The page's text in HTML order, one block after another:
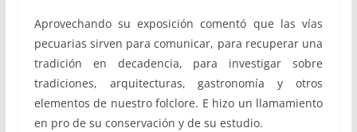
Aprovechando su exposición comentó que las vías
pecuarias sirven para comunicar, para recuperar una
tradición en decadencia, para investigar sobre
tradiciones, arquitecturas, gastronomía y otros
elementos de nuestro folclore. E hizo un llamamiento
en pro de su conservación y de su estudio.